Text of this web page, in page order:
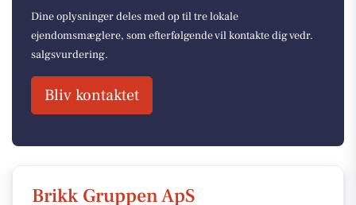
Dine oplysninger deles med op til tre lokale
ejendomsmæglere, som efterfølgende vil kontakte dig vedr.
salgsvurdering.
Bliv kontaktet
Brikk Gruppen ApS